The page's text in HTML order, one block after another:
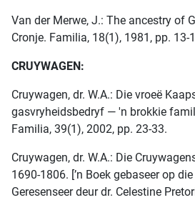
Van der Merwe, J.: The ancestry of
Cronje. Familia, 18(1), 1981, pp. 13-
CRUYWAGEN:
Cruywagen, dr. W.A.: Die vroeë
gasvryheidsbedryf — 'n brokkie
Familia, 39(1), 2002, pp. 23-33.
Cruywagen, dr. W.A.: Die
1690-1806. [’n Boek gebaseer op
Geresenseer deur dr. Celestine